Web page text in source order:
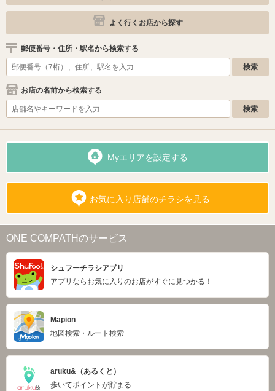
よく行くお店から探す
郵便番号・住所・駅名から検索する
お店の名前から検索する
Myエリアを設定する
お気に入り店舗のチラシを見る
ONE COMPATHのサービス
シュフーチラシアプリ
アプリならお気に入りのお店がすぐに見つかる！
Mapion
地図検索・ルート検索
aruku&（あるくと）
歩いてポイントが貯まる